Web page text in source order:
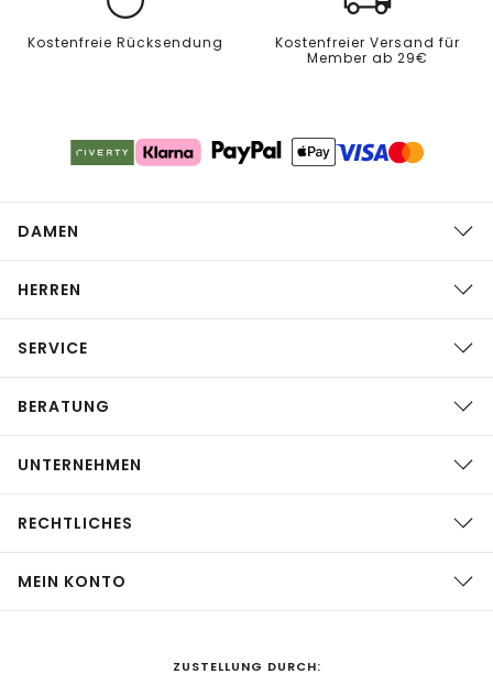
Kostenfreie Rücksendung
Kostenfreier Versand für
Member ab 29€
DAMEN
HERREN
SERVICE
BERATUNG
UNTERNEHMEN
RECHTLICHES
MEIN KONTO
ZUSTELLUNG DURCH: